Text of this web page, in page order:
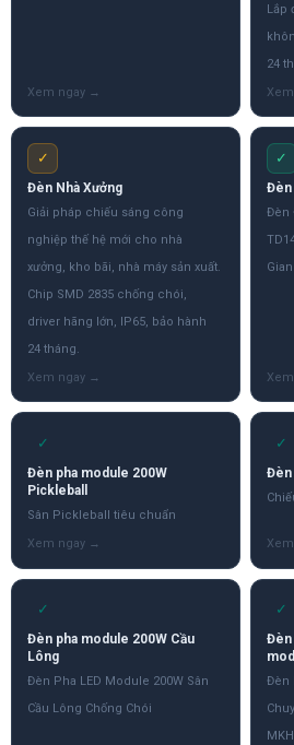
Lắp
24
✓
Đèn Nhà Xưởng
Giải pháp chiếu sáng công
nghiệp thế hệ mới cho nhà
xưởng, kho bãi, nhà máy sản xuất.
Chip SMD 2835 chống chói,
driver hãng lớn, IP65, bảo hành
24 tháng.
✓
Đèn
Đèn
Gian
✓
Đèn pha module 200W
Pickleball
Sân Pickleball tiêu chuẩn
✓
Đèn
✓
Đèn pha module 200W Cầu
Lông
Đèn Pha LED Module 200W Sân
Cầu Lông Chống Chói
✓
Đèn
Đèn